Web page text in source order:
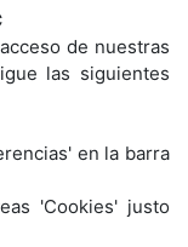
de nuestras
las siguientes
en la barra
'Cookies' justo